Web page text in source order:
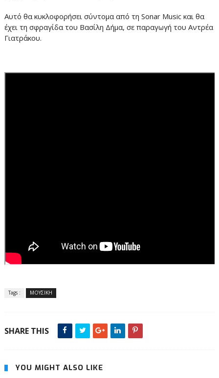
Αυτό θα κυκλοφορήσει σύντομα από τη Sonar Music και θα
έχει τη σφραγίδα του Βασίλη Δήμα, σε παραγωγή του Αντρέα
Γιατράκου.
Tags : ΜΟΥΣΙΚΗ
SHARE THIS
YOU MIGHT ALSO LIKE